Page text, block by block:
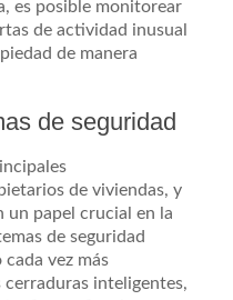
es posible monitorear
de actividad inusual
de manera
de seguridad
de viviendas, y
un papel crucial en la
de seguridad
vez más
inteligentes,